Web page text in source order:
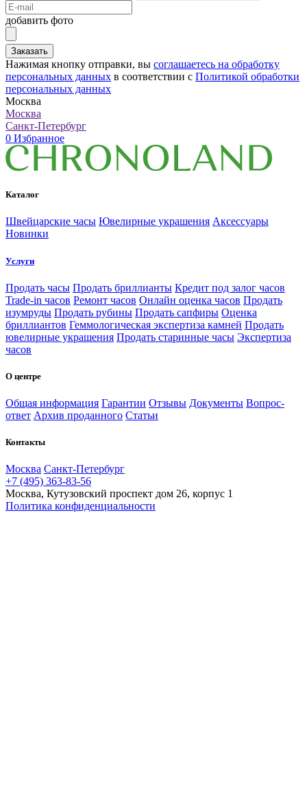
добавить фото
Заказать
Нажимая кнопку отправки, вы соглашаетесь на обработку
персональных данных в соответствии с Политикой обработки
персональных данных
Москва
Москва
Санкт-Петербург
0 Избранное
Каталог
Швейцарские часы Ювелирные украшения Аксессуары
Новинки
Услуги
Продать часы Продать бриллианты Кредит под залог часов
Trade-in часов Ремонт часов Онлайн оценка часов Продать
изумруды Продать рубины Продать сапфиры Оценка
бриллиантов Геммологическая экспертиза камней Продать
ювелирные украшения Продать старинные часы Экспертиза
часов
О центре
Общая информация Гарантии Отзывы Документы Вопрос-
ответ Архив проданного Статьи
Контакты
Москва Санкт-Петербург
+7 (495) 363-83-56
Москва, Кутузовский проспект дом 26, корпус 1
Политика конфиденциальности